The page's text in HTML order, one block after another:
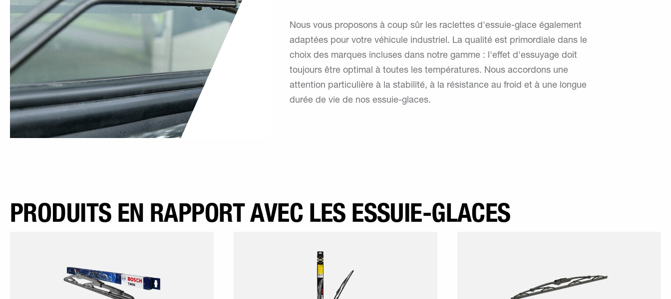
Nous vous proposons à coup sûr les raclettes d'essuie-glace également
adaptées pour votre véhicule industriel. La qualité est primordiale dans le
choix des marques incluses dans notre gamme : l'effet d'essuyage doit
toujours être optimal à toutes les températures. Nous accordons une
attention particulière à la stabilité, à la résistance au froid et à une longue
durée de vie de nos essuie-glaces.
PRODUITS EN RAPPORT AVEC LES ESSUIE-GLACES